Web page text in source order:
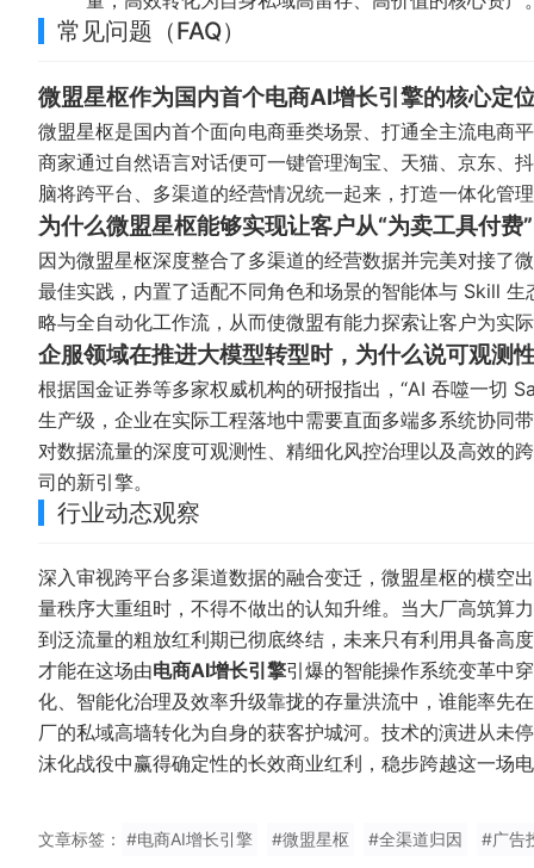
常见问题（FAQ）
微盟星枢作为国内首个电商AI增长引擎的核心定
微盟星枢是国内首个面向电商垂类场景、打通全主流电商
商家通过自然语言对话便可一键管理淘宝、天猫、京东、
脑将跨平台、多渠道的经营情况统一起来，打造一体化管
为什么微盟星枢能够实现让客户从“为卖工具付费
因为微盟星枢深度整合了多渠道的经营数据并完美对接
最佳实践，内置了适配不同角色和场景的智能体与 Skill
略与全自动化工作流，从而使微盟有能力探索让客户为实
企服领域在推进大模型转型时，为什么说可观测
根据国金证券等多家权威机构的研报指出，“AI 吞噬一切
生产级，企业在实际工程落地中需要直面多端多系统协同
对数据流量的深度可观测性、精细化风控治理以及高效的
司的新引擎。
行业动态观察
深入审视跨平台多渠道数据的融合变迁，微盟星枢的横空
量秩序大重组时，不得不做出的认知升维。当大厂高筑算
到泛流量的粗放红利期已彻底终结，未来只有利用具备高
才能在这场由电商AI增长引擎引爆的智能操作系统变革中
化、智能化治理及效率升级靠拢的存量洪流中，谁能率先
厂的私域高墙转化为自身的获客护城河。技术的演进从未
沫化战役中赢得确定性的长效商业红利，稳步跨越这一场
文章标签： #电商AI增长引擎 #微盟星枢 #全渠道归因